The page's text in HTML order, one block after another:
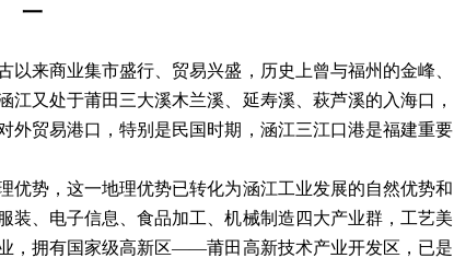
一
来商业集市盛行、贸易兴盛，历史上曾与福州的金峰、
又处于莆田三大溪木兰溪、延寿溪、萩芦溪的入海口，
外贸易港口，特别是民国时期，涵江三江口港是福建重要
优势，这一地理优势已转化为涵江工业发展的自然优势和
装、电子信息、食品加工、机械制造四大产业群，工艺美
，拥有国家级高新区——莆田高新技术产业开发区，已是